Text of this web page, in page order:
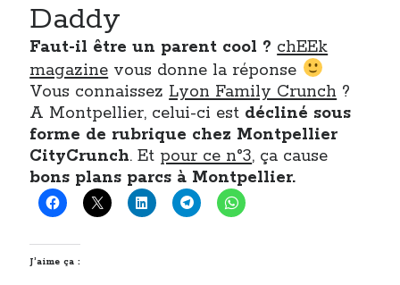
Daddy
Faut-il être un parent cool ? chEEk
magazine vous donne la réponse
Vous connaissez Lyon Family Crunch ?
A Montpellier, celui-ci est décliné sous
forme de rubrique chez Montpellier
CityCrunch. Et pour ce n°3, ça cause
bons plans parcs à Montpellier.
J’aime ça :